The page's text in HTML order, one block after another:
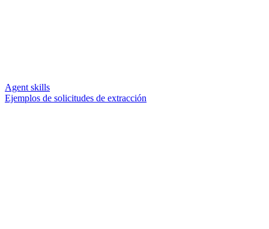
Agent skills
Ejemplos de solicitudes de extracción